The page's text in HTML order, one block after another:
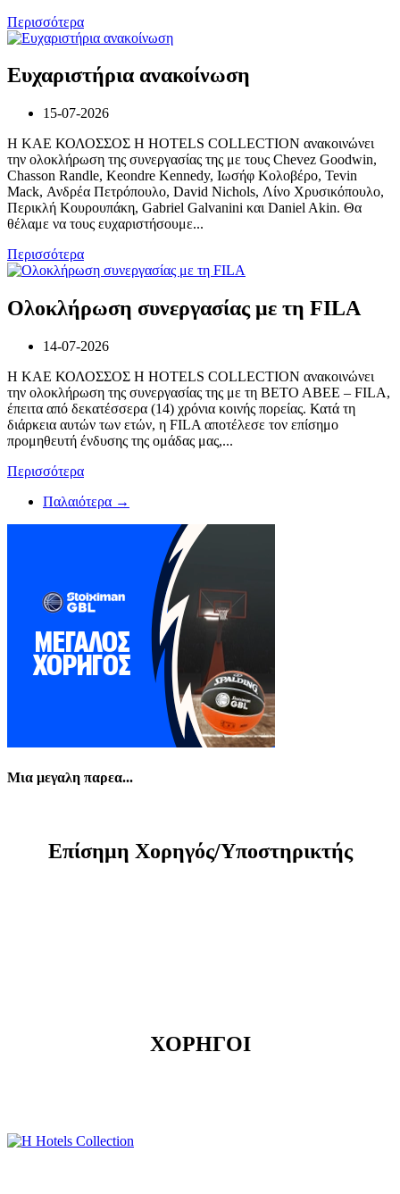
Περισσότερα
Ευχαριστήρια ανακοίνωση
15-07-2026
Η ΚΑΕ ΚΟΛΟΣΣΟΣ H HOTELS COLLECTION ανακοινώνει
την ολοκλήρωση της συνεργασίας της με τους Chevez Goodwin,
Chasson Randle, Keondre Kennedy, Ιωσήφ Κολοβέρο, Tevin
Mack, Ανδρέα Πετρόπουλο, David Nichols, Λίνο Χρυσικόπουλο,
Περικλή Κουρουπάκη, Gabriel Galvanini και Daniel Akin. Θα
θέλαμε να τους ευχαριστήσουμε...
Περισσότερα
Ολοκλήρωση συνεργασίας με τη FILA
14-07-2026
Η ΚΑΕ ΚΟΛΟΣΣΟΣ H HOTELS COLLECTION ανακοινώνει
την ολοκλήρωση της συνεργασίας της με τη ΒΕΤΟ ΑΒΕΕ – FILA,
έπειτα από δεκατέσσερα (14) χρόνια κοινής πορείας. Κατά τη
διάρκεια αυτών των ετών, η FILA αποτέλεσε τον επίσημο
προμηθευτή ένδυσης της ομάδας μας,...
Περισσότερα
Παλαιότερα →
Μια μεγαλη παρεα...
Eπίσημη Xορηγός/Yποστηρικτής
ΧΟΡΗΓΟΙ